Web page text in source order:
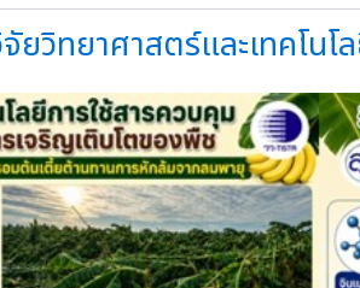
ยวิทยาศาสตร์และเทคโน